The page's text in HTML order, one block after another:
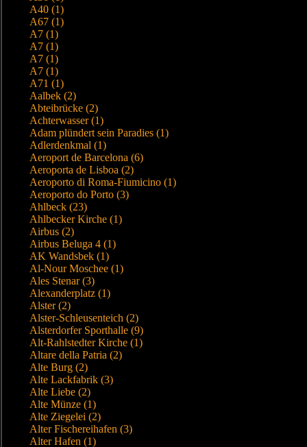
A40 (1)
A67 (1)
A7 (1)
A7 (1)
A7 (1)
A7 (1)
A71 (1)
Aalbek (2)
Abteibrücke (2)
Achterwasser (1)
Adam plündert sein Paradies (1)
Adlerdenkmal (1)
Aeroport de Barcelona (6)
Aeroporta de Lisboa (2)
Aeroporto di Roma-Fiumicino (1)
Aeroporto do Porto (3)
Ahlbeck (23)
Ahlbecker Kirche (1)
Airbus (2)
Airbus Beluga 4 (1)
AK Wandsbek (1)
Al-Nour Moschee (1)
Ales Stenar (3)
Alexanderplatz (1)
Alster (2)
Alster-Schleusenteich (2)
Alsterdorfer Sporthalle (9)
Alt-Rahlstedter Kirche (1)
Altare della Patria (2)
Alte Burg (2)
Alte Lackfabrik (3)
Alte Liebe (2)
Alte Münze (1)
Alte Ziegelei (2)
Alter Fischereihafen (3)
Alter Hafen (1)